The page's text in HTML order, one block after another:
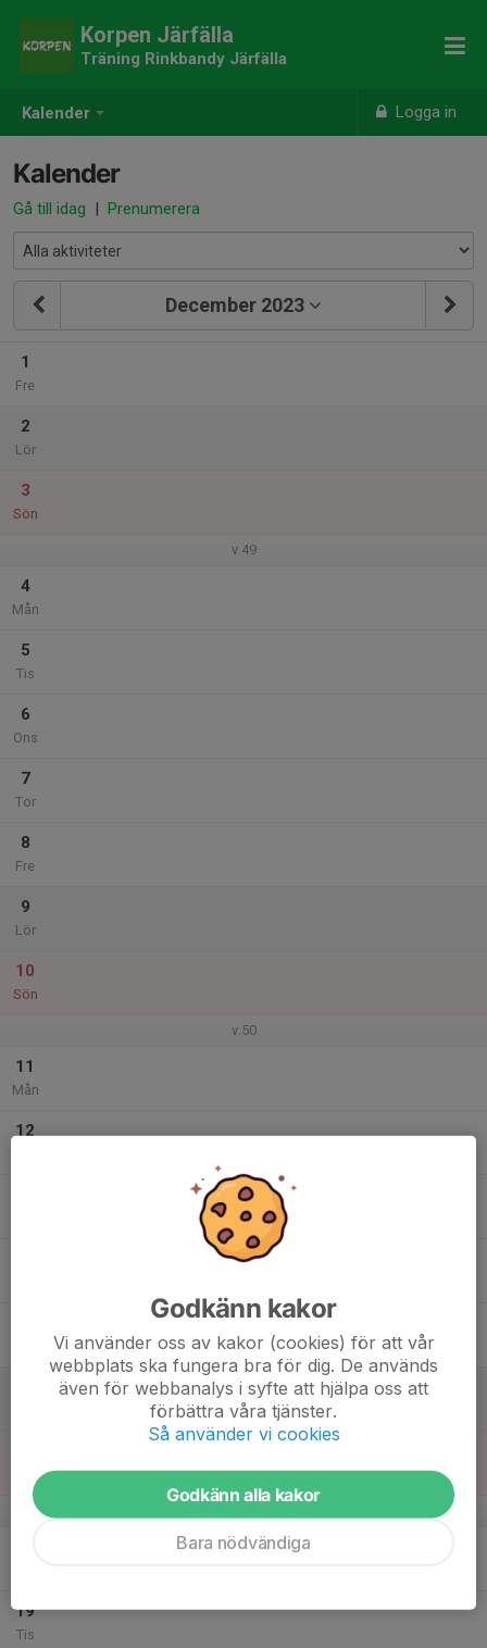
Kalender Logga in
Korpen Järfälla
Träning Rinkbandy Järfälla
Kalender
Gå till idag | Prenumerera
December 2023
1
Fre
2
Lör
3
Sön
v.49
4
Mån
5
Tis
6
Ons
7
Tor
8
Fre
9
Lör
10
Sön
v.50
11
Mån
12
19
Tis
Godkänn kakor
Vi använder oss av kakor (cookies) för att vår
webbplats ska fungera bra för dig. De används
även för webbanalys i syfte att hjälpa oss att
förbättra våra tjänster.
Så använder vi cookies
Godkänn alla kakor
Bara nödvändiga